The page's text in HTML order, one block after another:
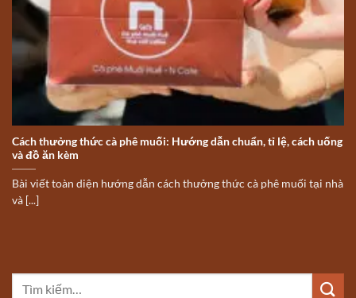
Cách thưởng thức cà phê muối: Hướng dẫn chuẩn, tỉ lệ, cách uống
và đồ ăn kèm
Bài viết toàn diện hướng dẫn cách thưởng thức cà phê muối tại nhà
và [...]